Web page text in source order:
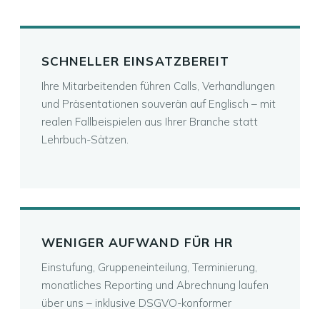
SCHNELLER EINSATZBEREIT
Ihre Mitarbeitenden führen Calls, Verhandlungen
und Präsentationen souverän auf Englisch – mit
realen Fallbeispielen aus Ihrer Branche statt
Lehrbuch-Sätzen.
WENIGER AUFWAND FÜR HR
Einstufung, Gruppeneinteilung, Terminierung,
monatliches Reporting und Abrechnung laufen
über uns – inklusive DSGVO-konformer